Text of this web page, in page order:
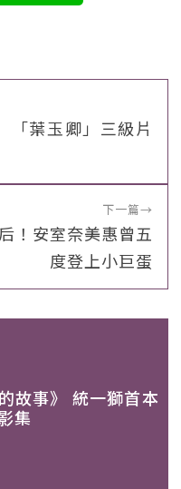
「葉玉卿」三級片
下一篇→
！安室奈美惠曾五
度登上小巨蛋
故事》 統一獅首本
集